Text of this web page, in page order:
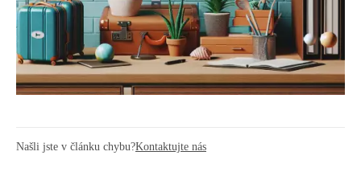
Našli jste v článku chybu?Kontaktujte nás